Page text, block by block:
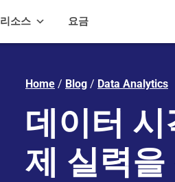
리소스 요금
Home / Blog / Data Analytics
데이터
제 실력